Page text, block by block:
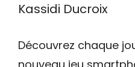
Kassidi Ducroix
Découvrez chaque